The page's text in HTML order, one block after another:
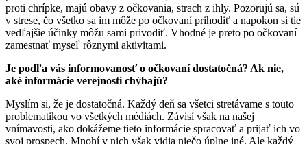
proti chrípke, majú obavy z očkovania, strach z ihly. Pozorujú sa, sú
v strese, čo všetko sa im môže po očkovaní prihodiť a napokon si tie
vedľajšie účinky môžu sami privodiť. Vhodné je preto po očkovaní
zamestnať myseľ rôznymi aktivitami.
Je podľa vás informovanosť o očkovaní dostatočná? Ak nie,
aké informácie verejnosti chýbajú?
Myslím si, že je dostatočná. Každý deň sa všetci stretávame s touto
problematikou vo všetkých médiách. Závisí však na našej
vnímavosti, ako dokážeme tieto informácie spracovať a prijať ich vo
svoj prospech. Mnohí v nich však vidia niečo úplne iné. Ale každý